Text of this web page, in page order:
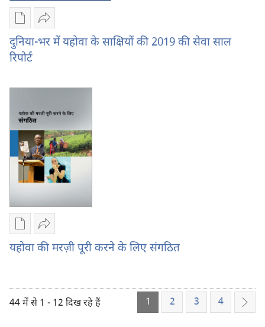
सेवा
साल
रिपोर्ट
साल
रिपोर्ट
डिजिटल
प्रकाशन
डाऊनलोड
में
यहोवा
के
साक्षियों
की
2019
सेवा
साल
रिपोर्ट
दूसरों
को
यहोवा
साक्षियों
की
2019
की
साल
रिपोर्ट
दुनिया-भर में यहोवा के साक्षियों की 2019 की सेवा साल
रिपोर्ट
डिजिटल
प्रकाशन
यहोवा
की
दूसरों
को
की
मरज़ी
यहोवा की मरज़ी पूरी करने के लिए संगठित
44 में से 1 - 12 दिख रहे हैं 1 2 3 4